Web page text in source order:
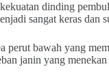
dinding
sangat keras dan
perut bawah yang
janin yang menekan